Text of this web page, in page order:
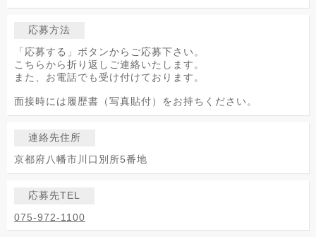
応募方法
「応募する」ボタンからご応募下さい。
こちらから折り返しご連絡いたします。
また、お電話でも受け付けております。
面接時には履歴書（写真貼付）をお持ちください。
連絡先住所
京都府八幡市川口別所5番地
応募先TEL
075-972-1100